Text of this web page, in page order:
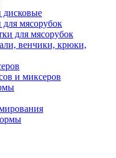
мясорубок
для мясорубок
венчики, крюки,
и миксеров